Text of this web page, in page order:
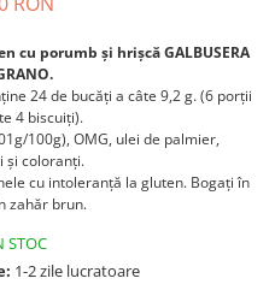
cu porumb și hrișcă GALBUSERA
24 de bucăți a câte 9,2 g. (6 porții
4 biscuiți).
100g), OMG, ulei de palmier,
și coloranți.
cu intoleranță la gluten. Bogați în
zahăr brun.
STOC
1-2 zile lucratoare